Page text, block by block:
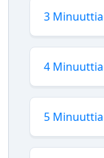
3 Minuuttia
4 Minuuttia
5 Minuuttia